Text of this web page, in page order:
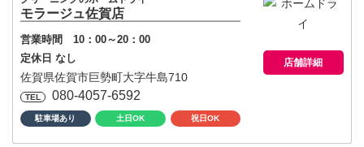
モラージュ佐賀店
営業時間 10：00～20：00
定休日 なし
佐賀県佐賀市巨勢町大字牛島710
080-4057-6592
駐車場あり 土日OK 祝日OK
店舗詳細